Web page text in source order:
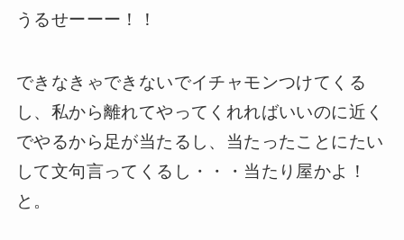
うるせーーー！！
できなきゃできないでイチャモンつけてくる
し、私から離れてやってくれればいいのに近く
でやるから足が当たるし、当たったことにたい
して文句言ってくるし・・・当たり屋かよ！
と。